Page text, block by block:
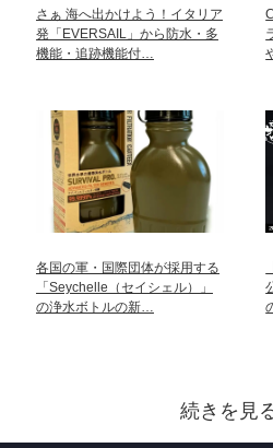
さぁ 海へ出かけよう！イタリア
発「EVERSAIL」から防水・多
機能・追跡機能付…
各国の軍・国際団体が採用する
「Seychelle（セイシェル）」
の浄水ボトルの新…
続きを見